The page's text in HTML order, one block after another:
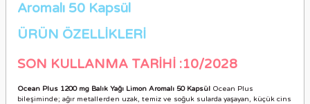
Aromalı 50 Kapsül
ÜRÜN ÖZELLİKLERİ
SON KULLANMA TARİHİ :10/2028
Ocean Plus 1200 mg Balık Yağı Limon Aromalı 50 Kapsül Ocean Plus
bileşiminde; ağır metallerden uzak, temiz ve soğuk sularda yaşayan, küçük cins